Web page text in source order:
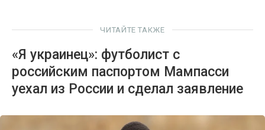
ЧИТАЙТЕ ТАКЖЕ
«Я украинец»: футболист с
российским паспортом Мампасси
уехал из России и сделал заявление